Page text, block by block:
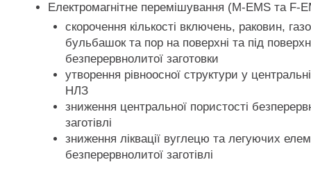
Електромагнітне перемішування (M-EMS та F-
скорочення кількості включень, раковин,
бульбашок та пор на поверхні та під
безперервнолитої заготовки
утворення рівноосної структури у
НЛЗ
зниження центральної пористості
заготівлі
зниження ліквації вуглецю та легуючих
безперервнолитої заготівлі